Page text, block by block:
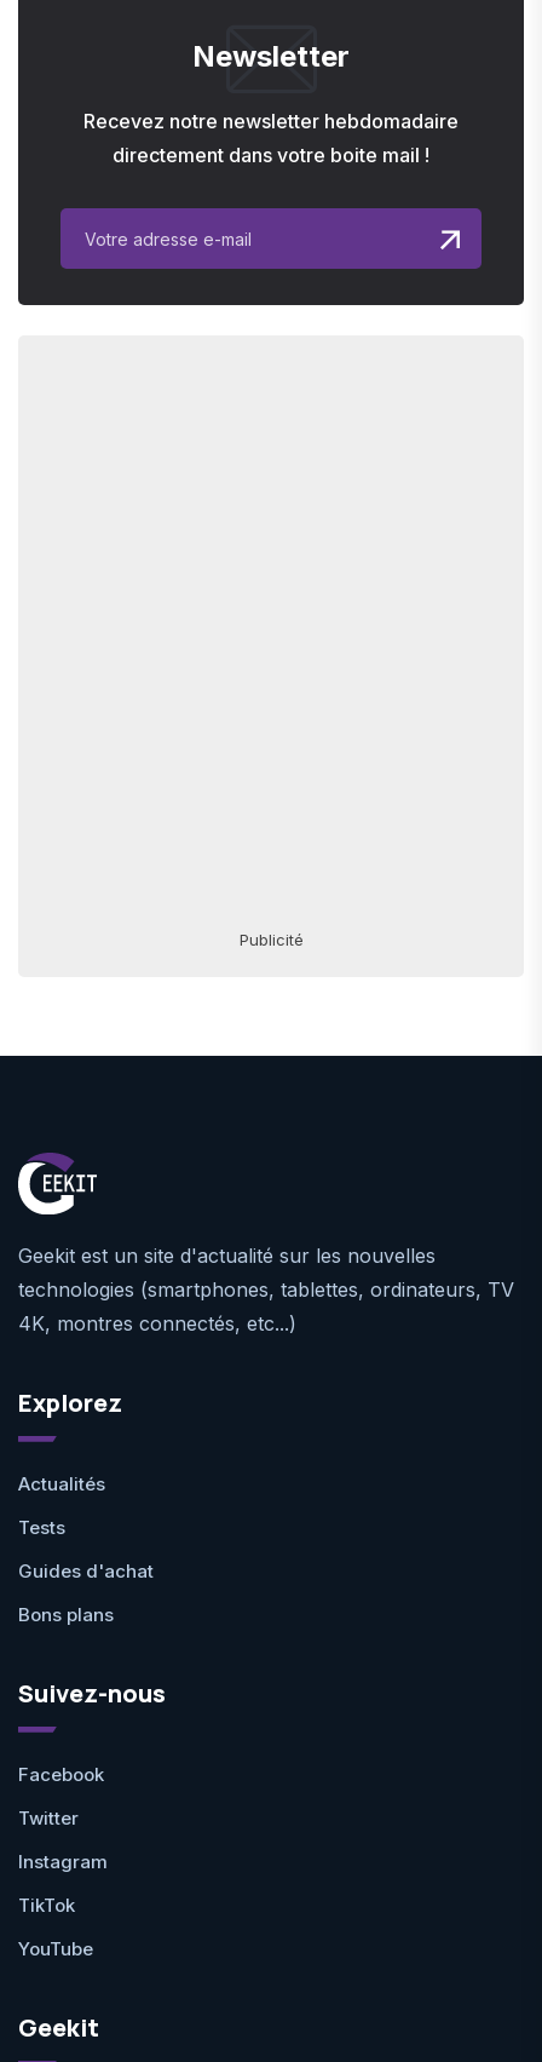
Newsletter
Recevez notre newsletter hebdomadaire
directement dans votre boite mail !
Publicité
Geekit est un site d'actualité sur les nouvelles
technologies (smartphones, tablettes, ordinateurs, TV
4K, montres connectés, etc...)
Explorez
Actualités
Tests
Guides d'achat
Bons plans
Suivez-nous
Facebook
Twitter
Instagram
TikTok
YouTube
Geekit